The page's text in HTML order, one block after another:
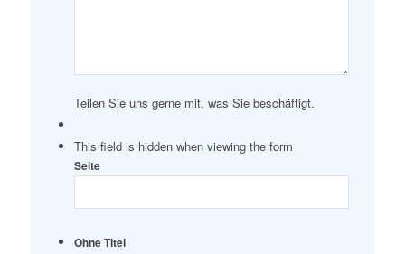
Teilen Sie uns gerne mit, was Sie beschäftigt.
This field is hidden when viewing the form
Seite
Ohne Titel